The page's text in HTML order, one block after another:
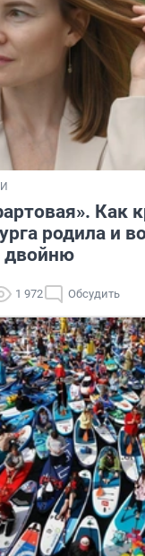
Как
родила и
двойню
1 972 Обсудить